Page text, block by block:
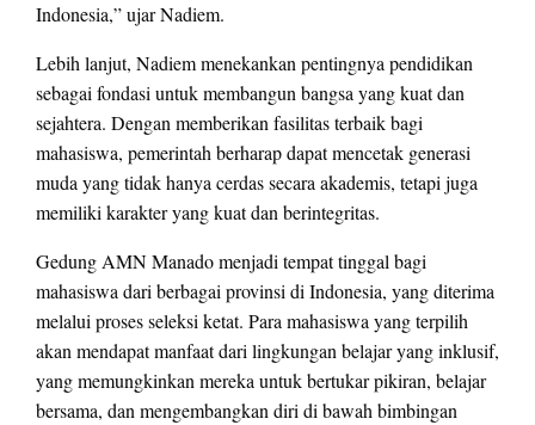
Indonesia,” ujar Nadiem.
Lebih lanjut, Nadiem menekankan pentingnya pendidikan
sebagai fondasi untuk membangun bangsa yang kuat dan
sejahtera. Dengan memberikan fasilitas terbaik bagi
mahasiswa, pemerintah berharap dapat mencetak generasi
muda yang tidak hanya cerdas secara akademis, tetapi juga
memiliki karakter yang kuat dan berintegritas.
Gedung AMN Manado menjadi tempat tinggal bagi
mahasiswa dari berbagai provinsi di Indonesia, yang diterima
melalui proses seleksi ketat. Para mahasiswa yang terpilih
akan mendapat manfaat dari lingkungan belajar yang inklusif,
yang memungkinkan mereka untuk bertukar pikiran, belajar
bersama, dan mengembangkan diri di bawah bimbingan